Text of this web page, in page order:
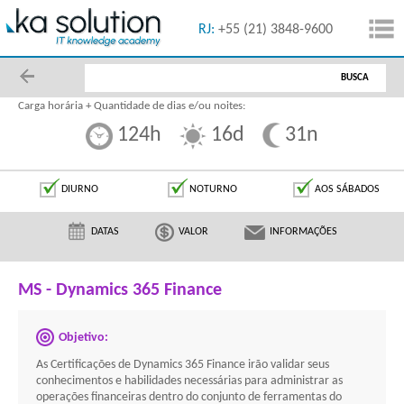
(11) 5091-1616 RJ: +55 (21) 3848-9600
BUSCA
Carga horária + Quantidade de dias e/ou noites:
124h 16d 31n
DIURNO NOTURNO AOS SÁBADOS
DATAS VALOR INFORMAÇÕES
MS - Dynamics 365 Finance
Objetivo:
As Certificações de Dynamics 365 Finance irão validar seus
conhecimentos e habilidades necessárias para administrar as
operações financeiras dentro do conjunto de ferramentas do